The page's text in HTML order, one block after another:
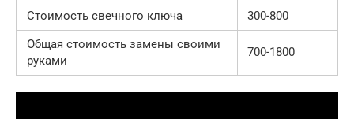
Стоимость свечного ключа
300-800
Общая стоимость замены своими
руками
700-1800